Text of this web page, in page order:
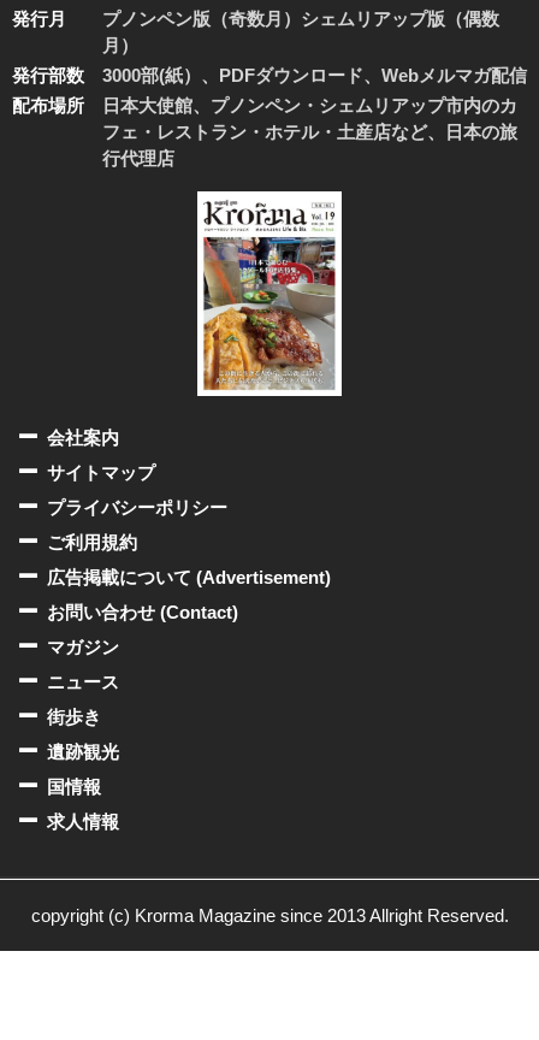
発行月
プノンペン版（奇数月）シェムリアップ版（偶数
月）
発行部数
3000部(紙）、PDFダウンロード、Webメルマガ配信
配布場所
日本大使館、プノンペン・シェムリアップ市内のカ
フェ・レストラン・ホテル・土産店など、日本の旅
行代理店
会社案内
サイトマップ
プライバシーポリシー
ご利用規約
広告掲載について (Advertisement)
お問い合わせ (Contact)
マガジン
ニュース
街歩き
遺跡観光
国情報
求人情報
copyright (c) Krorma Magazine since 2013 Allright Reserved.